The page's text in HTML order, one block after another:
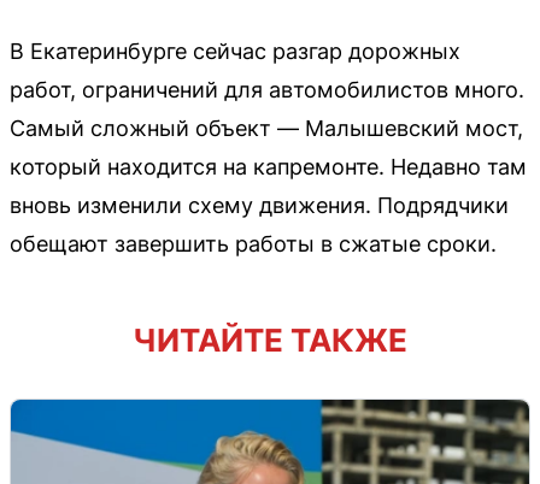
В Екатеринбурге сейчас разгар дорожных
работ, ограничений для автомобилистов много.
Самый сложный объект — Малышевский мост,
который находится на капремонте. Недавно там
вновь изменили схему движения. Подрядчики
обещают завершить работы в сжатые сроки.
ЧИТАЙТЕ ТАКЖЕ